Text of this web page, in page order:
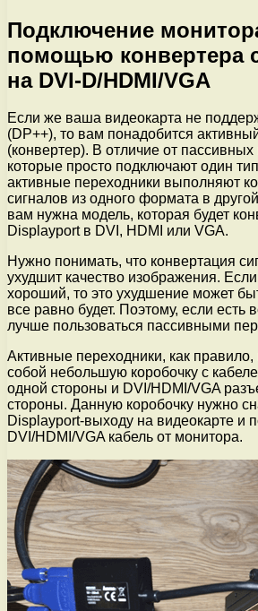
Подключение
помощью конвертера
на DVI-D/HDMI/VGA
Если же ваша видеокарта не
(DP++), то вам понадобится
(конвертер). В отличие от пассивных
которые просто подключают один
активные переходники выполняют
сигналов из одного формата в
вам нужна модель, которая будет
Displayport в DVI, HDMI или VGA.
Нужно понимать, что конвертация
ухудшит качество изображения.
хороший, то это ухудшение может
все равно будет. Поэтому, если есть
лучше пользоваться пассивными
Активные переходники, как
собой небольшую коробочку с
одной стороны и DVI/HDMI/VGA
стороны. Данную коробочку нужно
Displayport-выходу на видеокарте и
DVI/HDMI/VGA кабель от монитора.